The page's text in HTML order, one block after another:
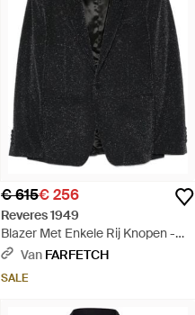
€ 615€ 256
Reveres 1949
Blazer Met Enkele Rij Knopen -
Zwart
Van FARFETCH
SALE